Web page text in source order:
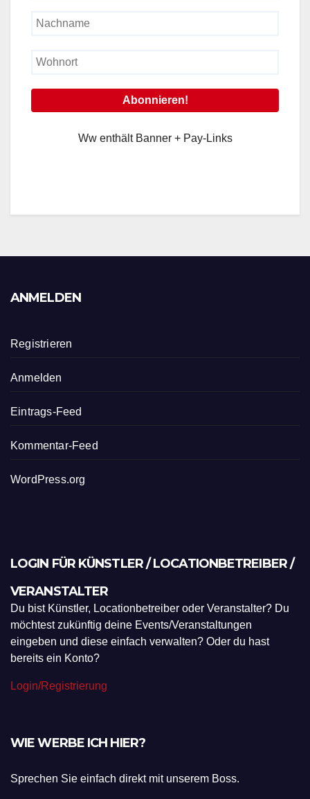
Ww enthält Banner + Pay-Links
ANMELDEN
Registrieren
Anmelden
Eintrags-Feed
Kommentar-Feed
WordPress.org
LOGIN FÜR KÜNSTLER / LOCATIONBETREIBER /
VERANSTALTER
Du bist Künstler, Locationbetreiber oder Veranstalter? Du
möchtest zukünftig deine Events/Veranstaltungen
eingeben und diese einfach verwalten? Oder du hast
bereits ein Konto?
Login/Registrierung
WIE WERBE ICH HIER?
Sprechen Sie einfach direkt mit unserem Boss.